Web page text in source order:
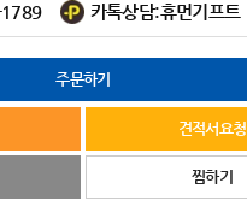
카톡상담:휴먼기프트
주문하기
견적서요청
찜하기